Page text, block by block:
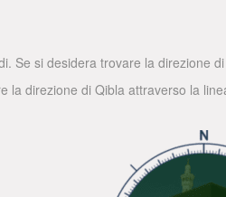
Se si desidera trovare la direzione
la direzione di Qibla attraverso la